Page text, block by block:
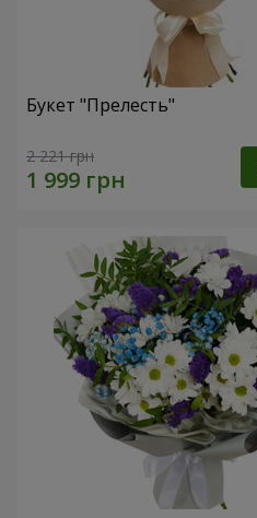
Букет "Прелесть"
2 221 грн